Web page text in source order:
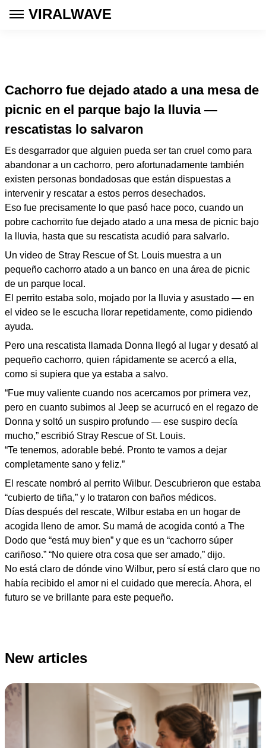
VIRALWAVE
Cachorro fue dejado atado a una mesa de
picnic en el parque bajo la lluvia —
rescatistas lo salvaron
Es desgarrador que alguien pueda ser tan cruel como para
abandonar a un cachorro, pero afortunadamente también
existen personas bondadosas que están dispuestas a
intervenir y rescatar a estos perros desechados.
Eso fue precisamente lo que pasó hace poco, cuando un
pobre cachorrito fue dejado atado a una mesa de picnic bajo
la lluvia, hasta que su rescatista acudió para salvarlo.
Un video de Stray Rescue of St. Louis muestra a un
pequeño cachorro atado a un banco en una área de picnic
de un parque local.
El perrito estaba solo, mojado por la lluvia y asustado — en
el video se le escucha llorar repetidamente, como pidiendo
ayuda.
Pero una rescatista llamada Donna llegó al lugar y desató al
pequeño cachorro, quien rápidamente se acercó a ella,
como si supiera que ya estaba a salvo.
“Fue muy valiente cuando nos acercamos por primera vez,
pero en cuanto subimos al Jeep se acurrucó en el regazo de
Donna y soltó un suspiro profundo — ese suspiro decía
mucho,” escribió Stray Rescue of St. Louis.
“Te tenemos, adorable bebé. Pronto te vamos a dejar
completamente sano y feliz.”
El rescate nombró al perrito Wilbur. Descubrieron que estaba
“cubierto de tiña,” y lo trataron con baños médicos.
Días después del rescate, Wilbur estaba en un hogar de
acogida lleno de amor. Su mamá de acogida contó a The
Dodo que “está muy bien” y que es un “cachorro súper
cariñoso.” “No quiere otra cosa que ser amado,” dijo.
No está claro de dónde vino Wilbur, pero sí está claro que no
había recibido el amor ni el cuidado que merecía. Ahora, el
futuro se ve brillante para este pequeño.
New articles